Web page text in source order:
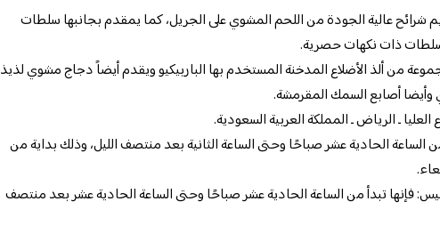
شرائح عالية الجودة من اللحم المشوي على الجريل، كما يمقدم بجانبها سلطات
سلطات ذات نكهات حصرية.
من ألذ الأضلاع المدخنة المستخدم بها الباربيكيو ويقدم أيضاً دجاج مشوي لذيذ
وأيضا أصابع السمك المقرمشة.
ـ الرياض ـ المملكة العربية السعودية.
الساعة الحادية عشر صباحًا وحتى الساعة الثانية بعد منتصف الليل، وذلك بداية من
فإنها تبدأ من الساعة الحادية عشر صباحًا وحتى الساعة الحادية عشر بعد منتصف